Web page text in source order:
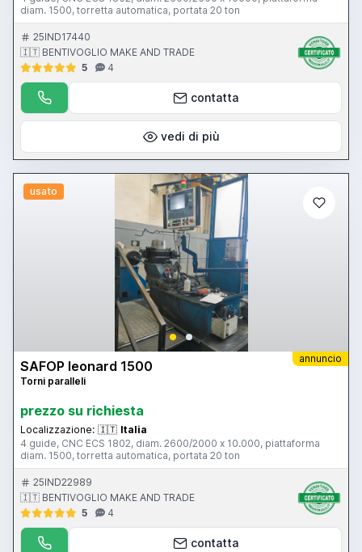
diam. 1500, torretta automatica, portata 20 ton
25IND17440
🇮🇹 BENTIVOGLIO MAKE AND TRADE
5
4
contatta
vedi di più
usato
annuncio
SAFOP leonard 1500
Torni paralleli
prezzo su richiesta
Localizzazione: 🇮🇹 Italia
4 guide, CNC ECS 1802, diam. 2600/2000 x 10.000, piattaforma
diam. 1500, torretta automatica, portata 20 ton
25IND22989
🇮🇹 BENTIVOGLIO MAKE AND TRADE
5
4
contatta